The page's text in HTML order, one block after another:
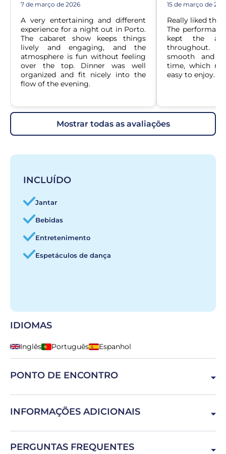
7 de março de 2026
A very entertaining and different
experience for a night out in Porto.
The cabaret show keeps things
lively and engaging, and the
atmosphere is fun without feeling
over the top. Dinner was well
organized and fit nicely into the
flow of the evening.
15 de março de
Really liked the
The
kept the
throughout.
smooth and
time, which
easy to enjoy.
mostrar todas as avaliações
INCLUÍDO
Jantar
Bebidas
Entretenimento
Espetáculos de dança
IDIOMAS
Inglês Português Espanhol
PONTO DE ENCONTRO
R. de Gonçalo Cristóvão 198, 4000-265 Porto, Portugal
INFORMAÇÕES ADICIONAIS
PERGUNTAS FREQUENTES